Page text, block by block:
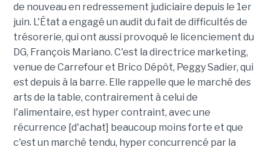
de nouveau en redressement judiciaire depuis le 1er
juin. L'État a engagé un audit du fait de difficultés de
trésorerie, qui ont aussi provoqué le licenciement du
DG, François Mariano. C'est la directrice marketing,
venue de Carrefour et Brico Dépôt, Peggy Sadier, qui
est depuis à la barre. Elle rappelle que le marché des
arts de la table, contrairement à celui de
l'alimentaire, est hyper contraint, avec une
récurrence [d'achat] beaucoup moins forte et que
c'est un marché tendu, hyper concurrencé par la